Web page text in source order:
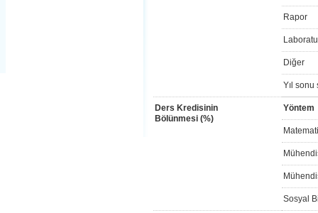
Rapor
Diğer
Yıl sonu
Ders Kredisinin
Bölünmesi (%)
Yöntem
Sosyal